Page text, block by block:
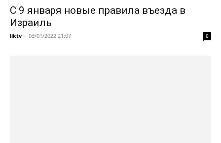
С 9 января новые правила въезда в
Израиль
liktv - 03/01/2022 21:07 0